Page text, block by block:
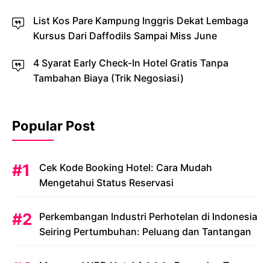
List Kos Pare Kampung Inggris Dekat Lembaga
Kursus Dari Daffodils Sampai Miss June
4 Syarat Early Check-In Hotel Gratis Tanpa
Tambahan Biaya (Trik Negosiasi)
Popular Post
Cek Kode Booking Hotel: Cara Mudah
Mengetahui Status Reservasi
Perkembangan Industri Perhotelan di Indonesia
Seiring Pertumbuhan: Peluang dan Tantangan